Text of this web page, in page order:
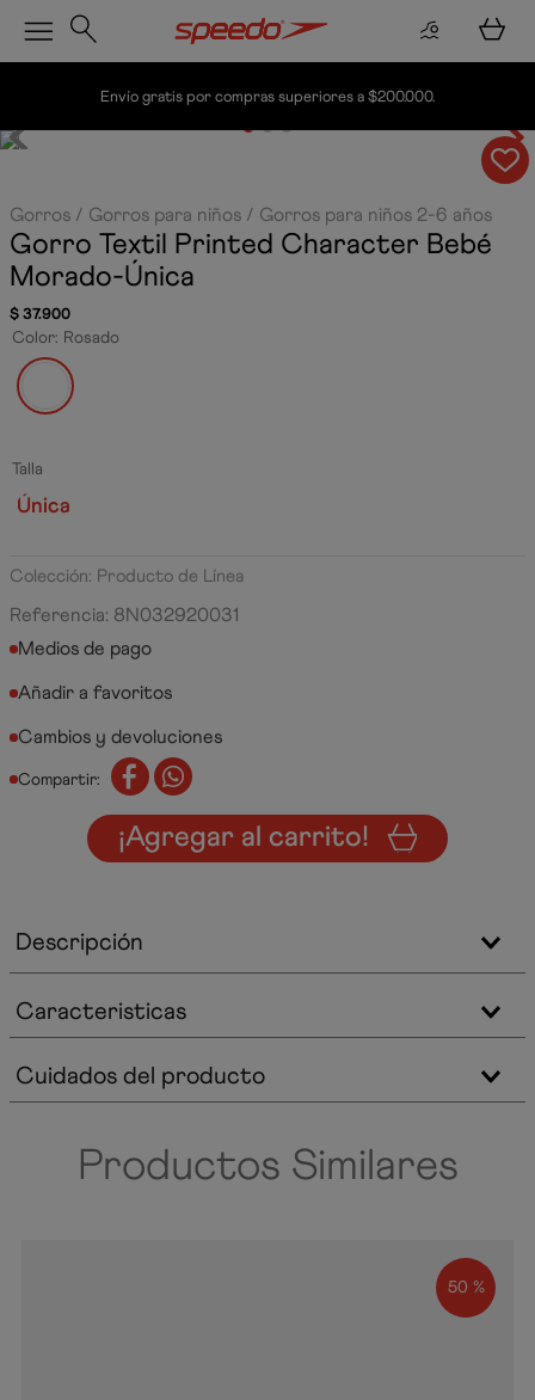
gratis por compras superiores a $200.000.
Gorros Gorros para niños Gorros para niños 2-6 años
Gorro Textil Printed Character Bebé
Morado-Única
$37.900
Color: Rosado
Talla
Única
Colección: Producto de Línea
Referencia: 8N032920031
Medios de pago
Cambios y devoluciones
Compartir:
¡Agregar al carrito!
Descripción
Caracteristicas
Cuidados del producto
Productos Similares
50 %